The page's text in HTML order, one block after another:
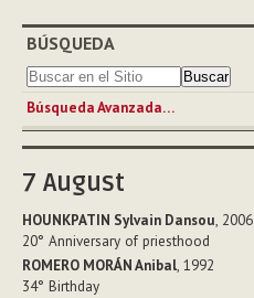
BÚSQUEDA
Búsqueda Avanzada…
7 August
HOUNKPATIN Sylvain Dansou, 2006
20° Anniversary of priesthood
ROMERO MORÁN Anibal, 1992
34° Birthday